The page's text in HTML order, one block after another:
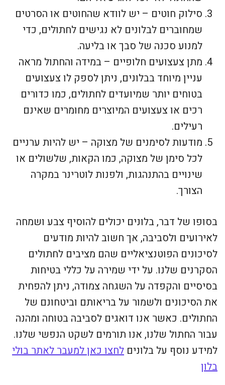
סילוק חוטים – יש לוודא שהחוטים או הסרטים
שמחוברים לבלונים לא נגישים לחתולים, כדי
למנוע סכנה של סבך או בליעה.
מתן צעצועים חלופיים – במידה והחתול מראה
עניין מיוחד בבלונים, ניתן לספק לו צעצועים
בטוחים יותר שמיועדים לחתולים, כמו כדורים
רכים או צעצועים המיוצרים מחומרים שאינם
רעילים.
מודעות לסימנים של מצוקה – יש להיות ערניים
לכל סימן של מצוקה, כמו הקאות, שלשולים או
שינויים בהתנהגות, ולפנות לוטרינר במקרה
הצורך.
בסופו של דבר, בלונים יכולים להוסיף צבע ושמחה
לאירועים ולסביבה, אך חשוב להיות מודעים
לסיכונים הפוטנציאליים שהם מציבים לחתולים
הסקרנים שלנו. על ידי שמירה על כללי בטיחות
בסיסיים והקפדה על השגחה צמודה, ניתן להפחית
את הסיכונים ולשמור על בריאותם וביטחונם של
החתולים. כאשר אנו דואגים לסביבה בטוחה ומהנה
עבור החתול שלנו, אנו תורמים לשקט הנפשי שלנו.
למידע נוסף על בלונים לחצו כאן למעבר לאתר בולי
בלון